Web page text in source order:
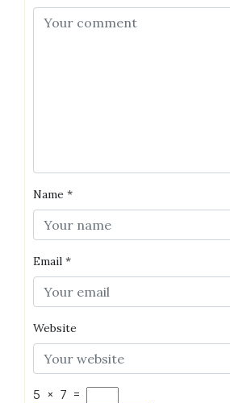
Name *
Email *
Website
5 × 7 =